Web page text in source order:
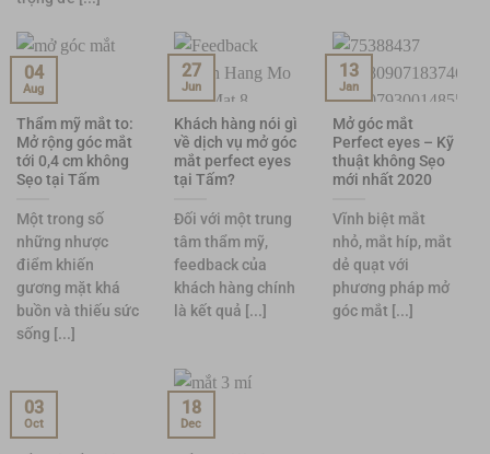
Thẩm mỹ mắt to:
Mở rộng góc mắt
tới 0,4 cm không
Sẹo tại Tấm
Một trong số
những nhược
điểm khiến
gương mặt khá
buồn và thiếu sức
sống [...]
04
Aug
Khách hàng nói gì
về dịch vụ mở góc
mắt perfect eyes
tại Tấm?
Đối với một trung
tâm thẩm mỹ,
feedback của
khách hàng chính
là kết quả [...]
27
Jun
Mở góc mắt
Perfect eyes – Kỹ
thuật không Sẹo
mới nhất 2020
Vĩnh biệt mắt
nhỏ, mắt híp, mắt
dẻ quạt với
phương pháp mở
góc mắt [...]
13
Jan
03
Oct
18
Dec